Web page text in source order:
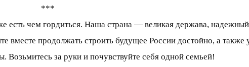
***
чем гордиться. Наша страна — великая держава, надежный
продолжать строить будущее России достойно, а также
Возьмитесь за руки и почувствуйте себя одной семьей!